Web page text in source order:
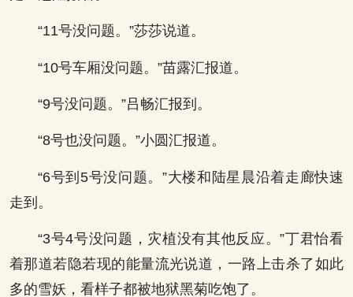
“11号没问题。”莎莎说道。
“10号车厢没问题。”苗露汇报道。
“9号没问题。”吕畅汇报到。
“8号也没问题。”小圆汇报道。
“6号到5号没问题。”大楼和陆星晨沿着走廊快速
走到。
“3号4号没问题，灾植没有其他反应。”丁君怡看
着那道若隐若现的能量流光说道，一路上击杀了如此
多的雪妖，看样子都被地狱黑菊吃饱了。